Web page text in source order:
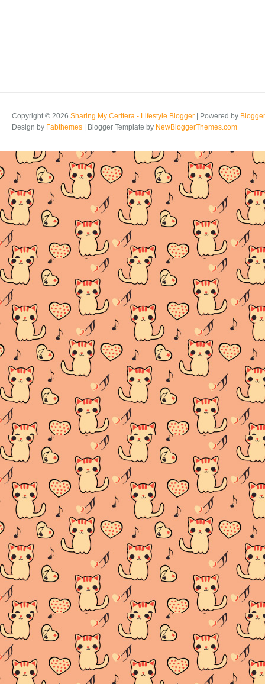
Copyright © 2026 Sharing My Ceritera - Lifestyle Blogger | Powered by Blogger
Design by Fabthemes | Blogger Template by NewBloggerThemes.com